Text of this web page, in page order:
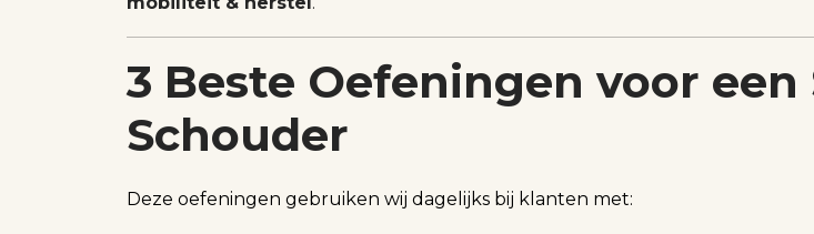
3 Beste Oefeningen voor een
Schouder
Deze oefeningen gebruiken wij dagelijks bij klanten met: